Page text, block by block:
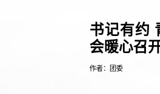
书记有约
会暖心召
作者：团委